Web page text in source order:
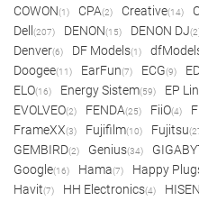
COWON(1) CPA(2) Creative(14)
Dell (207) DENON(15) DENON DJ
Denver(6) DF Models(1)
Doogee(11) EarFun(7) ECG(9)
ELO(16) Energy Sistem(59) EP
EVOLVEO(2) FENDA(25) FiiO(4)
FrameXX(3) Fujifilm(10) Fujitsu
GEMBIRD(2) Genius(34)
Google(16) Hama(7) Happy
Havit(7) HH Electronics(4)